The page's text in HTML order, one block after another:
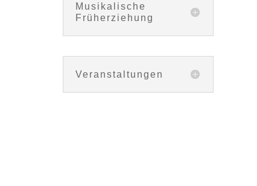
Musikalische
Früherziehung
Veranstaltungen